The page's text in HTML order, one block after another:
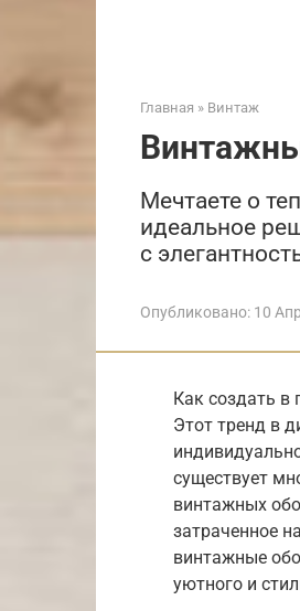
Главная » Винтаж
Мечтаете о
идеальное
с
Опубликовано: 10
Как создать в
Этот тренд в
существует
винтажных
затраченное
винтажные
уютного и